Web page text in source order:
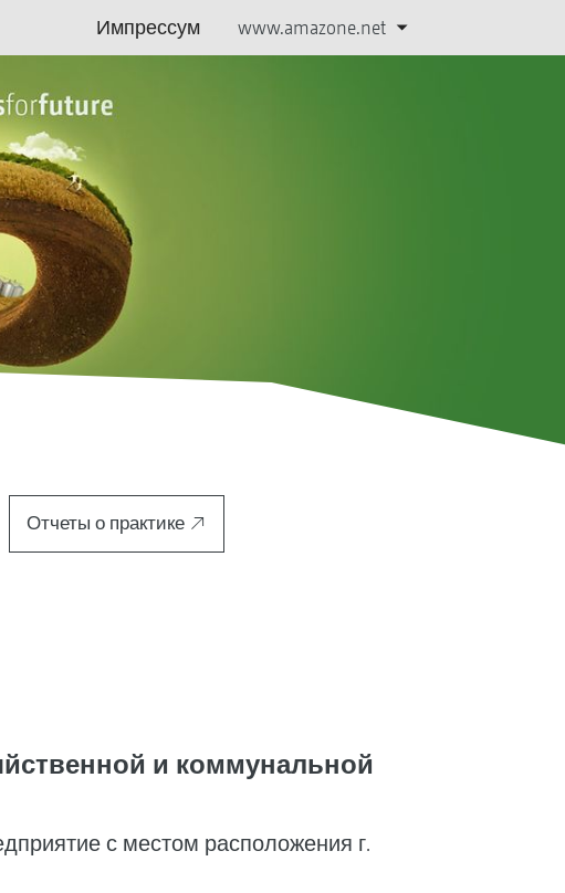
Импрессум www.amazone.net
Отчеты о практике
и коммунальной
с местом расположения г.